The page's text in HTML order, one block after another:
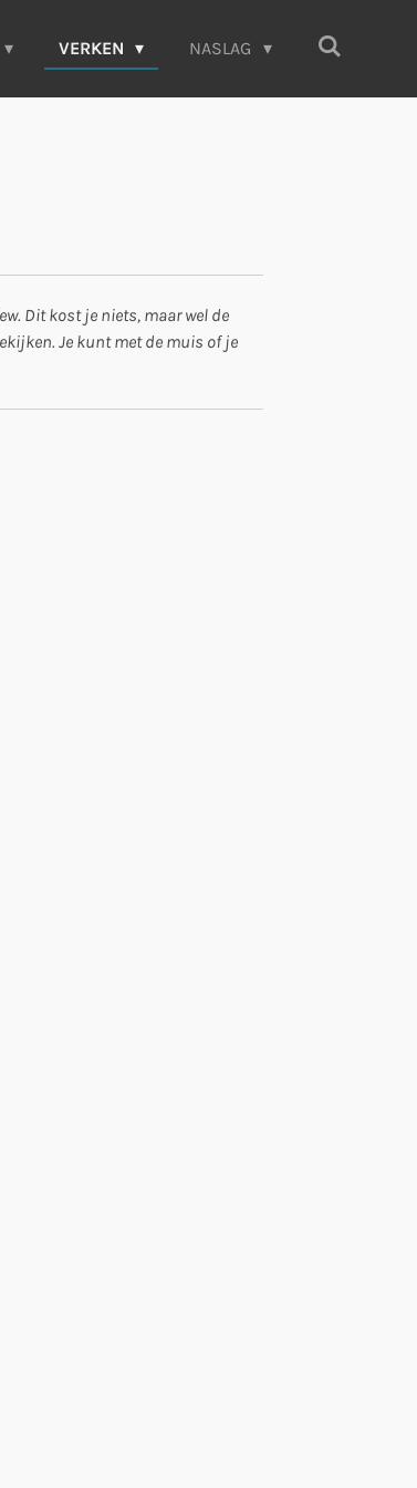
VERKEN NASLAG
Dit kost je niets, maar wel de
Je kunt met de muis of je